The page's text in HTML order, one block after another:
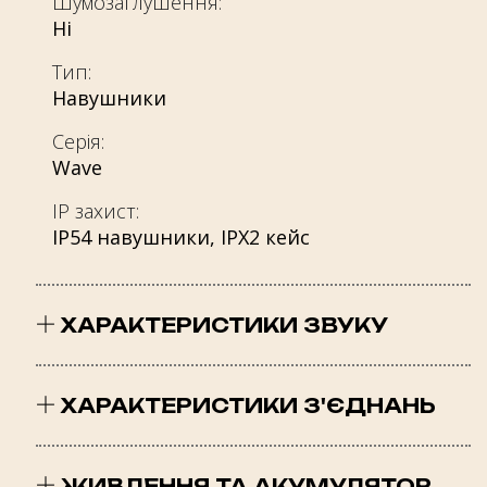
Ні
Тип:
Навушники
Серія:
Wave
IP захист:
IP54 навушники, IPX2 кейс
ХАРАКТЕРИСТИКИ ЗВУКУ
105
Частотна характеристика:
20 Hz – 20 kHz
ХАРАКТЕРИСТИКИ З'ЄДНАНЬ